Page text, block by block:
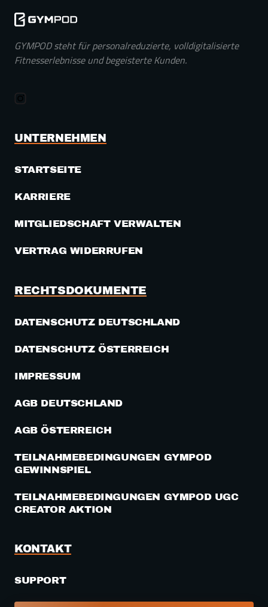
GYMPOD steht für personalreduzierte, volldigitalisierte
Fitnesserlebnisse und begeisterte Kunden.
UNTERNEHMEN
STARTSEITE
KARRIERE
MITGLIEDSCHAFT VERWALTEN
VERTRAG WIDERRUFEN
RECHTSDOKUMENTE
DATENSCHUTZ DEUTSCHLAND
DATENSCHUTZ ÖSTERREICH
IMPRESSUM
AGB DEUTSCHLAND
AGB ÖSTERREICH
TEILNAHMEBEDINGUNGEN GYMPOD
GEWINNSPIEL
TEILNAHMEBEDINGUNGEN GYMPOD UGC
CREATOR AKTION
KONTAKT
SUPPORT